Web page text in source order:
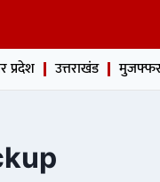
प्रदेश उत्तराखंड